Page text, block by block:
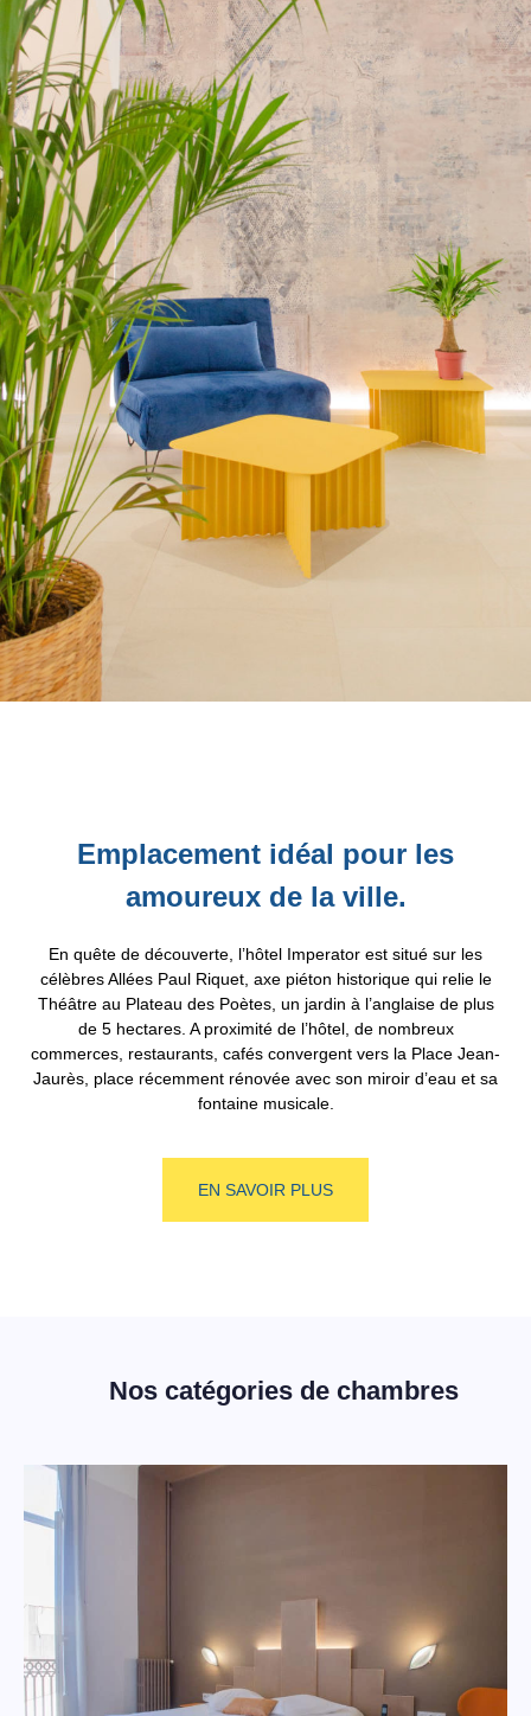
Emplacement idéal pour les
amoureux de la ville.
En quête de découverte, l’hôtel Imperator est situé sur les
célèbres Allées Paul Riquet, axe piéton historique qui relie le
Théâtre au Plateau des Poètes, un jardin à l’anglaise de plus
de 5 hectares. A proximité de l’hôtel, de nombreux
commerces, restaurants, cafés convergent vers la Place Jean-
Jaurès, place récemment rénovée avec son miroir d’eau et sa
fontaine musicale.
EN SAVOIR PLUS
Nos catégories de chambres